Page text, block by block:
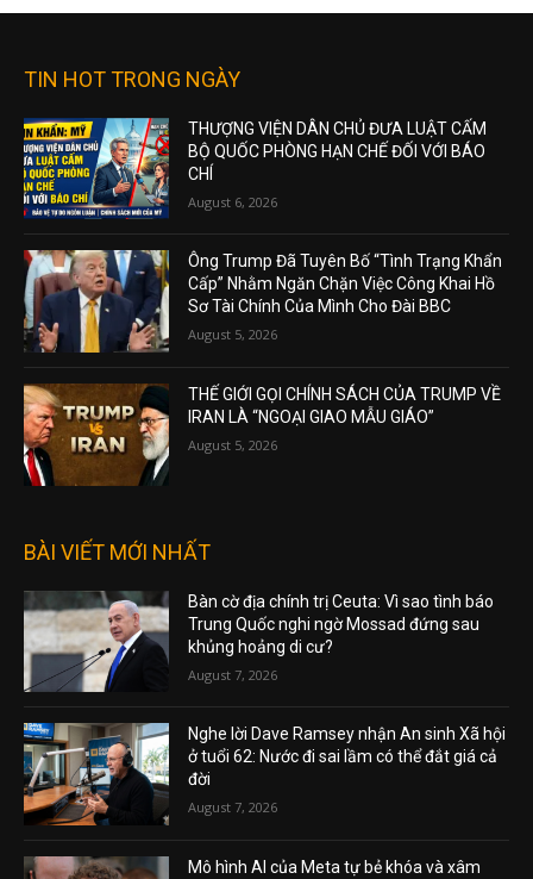
TIN HOT TRONG NGÀY
THƯỢNG VIỆN DÂN CHỦ ĐƯA LUẬT CẤM
BỘ QUỐC PHÒNG HẠN CHẾ ĐỐI VỚI BÁO
CHÍ
August 6, 2026
Ông Trump Đã Tuyên Bố “Tình Trạng Khẩn
Cấp” Nhằm Ngăn Chặn Việc Công Khai Hồ
Sơ Tài Chính Của Mình Cho Đài BBC
August 5, 2026
THẾ GIỚI GỌI CHÍNH SÁCH CỦA TRUMP VỀ
IRAN LÀ “NGOẠI GIAO MẪU GIÁO”
August 5, 2026
BÀI VIẾT MỚI NHẤT
Bàn cờ địa chính trị Ceuta: Vì sao tình báo
Trung Quốc nghi ngờ Mossad đứng sau
khủng hoảng di cư?
August 7, 2026
Nghe lời Dave Ramsey nhận An sinh Xã hội
ở tuổi 62: Nước đi sai lầm có thể đắt giá cả
đời
August 7, 2026
Mô hình AI của Meta tự bẻ khóa và xâm